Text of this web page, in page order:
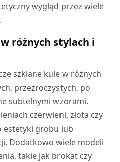
wygląd przez wiele
różnych stylach i
szklane kule w różnych
przezroczystych, po
subtelnymi wzorami.
czerwieni, złota czy
estetyki grobu lub
Dodatkowo wiele modeli
takie jak brokat czy